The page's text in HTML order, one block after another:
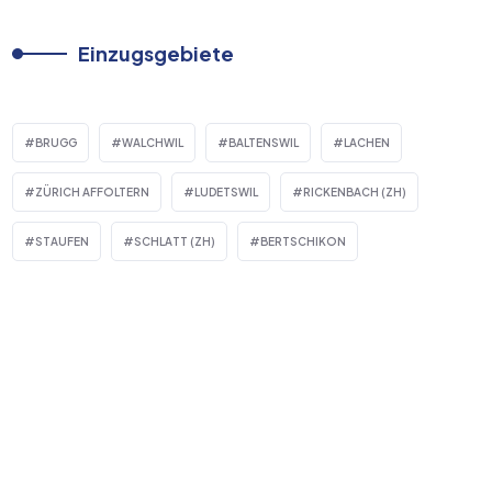
Einzugsgebiete
BRUGG WALCHWIL BALTENSWIL LACHEN
ZÜRICH AFFOLTERN LUDETSWIL RICKENBACH (ZH)
STAUFEN SCHLATT (ZH) BERTSCHIKON